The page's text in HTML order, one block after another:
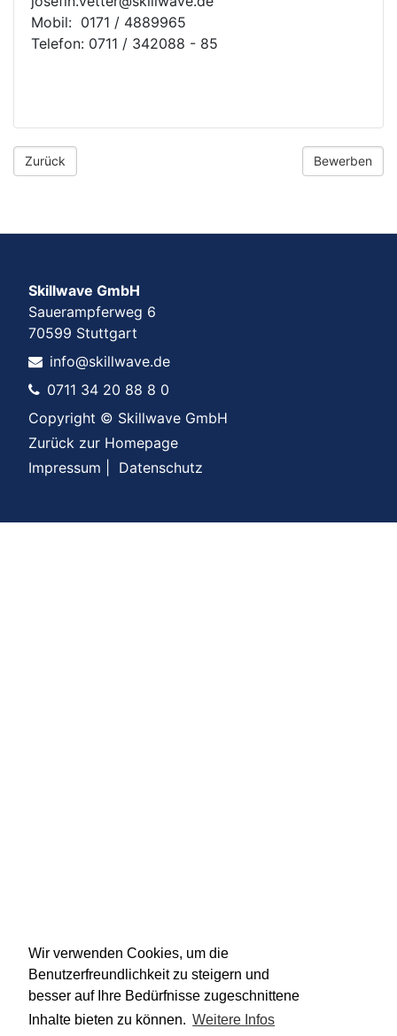
Wir verwenden Cookies, um die
Benutzerfreundlichkeit zu steigern und
besser auf Ihre Bedürfnisse zugeschnittene
Inhalte bieten zu können. Weitere Infos
Mobil: 0171 / 4889965
Telefon: 0711 / 342088 - 85
Skillwave GmbH
Sauerampferweg 6
70599 Stuttgart
info@skillwave.de
0711 34 20 88 8 0
Copyright © Skillwave GmbH
Zurück zur Homepage
Impressum
Datenschutz